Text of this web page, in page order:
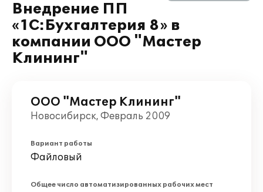
Внедрение ПП
«1С:Бухгалтерия 8» в
компании ООО "Мастер
Клининг"
ООО "Мастер Клининг"
Новосибирск, Февраль 2009
Вариант работы
Файловый
Общее число автоматизированных рабочих мест